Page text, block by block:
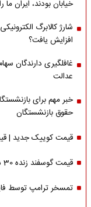
خیابان بودند، ایران ما
افزایش یافت؟
عدالت
خبر مهم برای
حقوق بازنشستگان
قیمت کوییک جدید | قیمت این
قیمت گوسفند زنده 30 درصد ریخت
تمسخر ترامپ توسط